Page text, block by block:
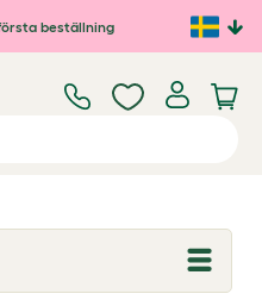
beställning